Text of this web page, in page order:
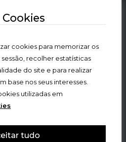
rede fixa nacional
cookies para memorizar os
recolher estatísticas
do site e para realizar
base nos seus interesses.
utilizadas em
tudo